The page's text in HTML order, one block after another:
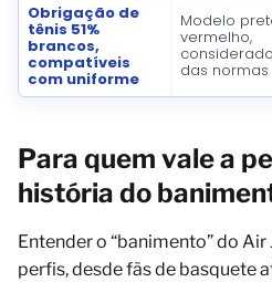
Obrigação de
tênis 51%
brancos,
compatíveis
com uniforme
Modelo
vermelho,
das normas
Para quem vale a
história do
Entender o “banimento” do
perfis, desde fãs de basquete